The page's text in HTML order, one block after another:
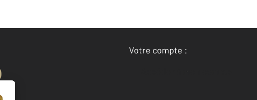
Votre compte :
Accéder à mon compte